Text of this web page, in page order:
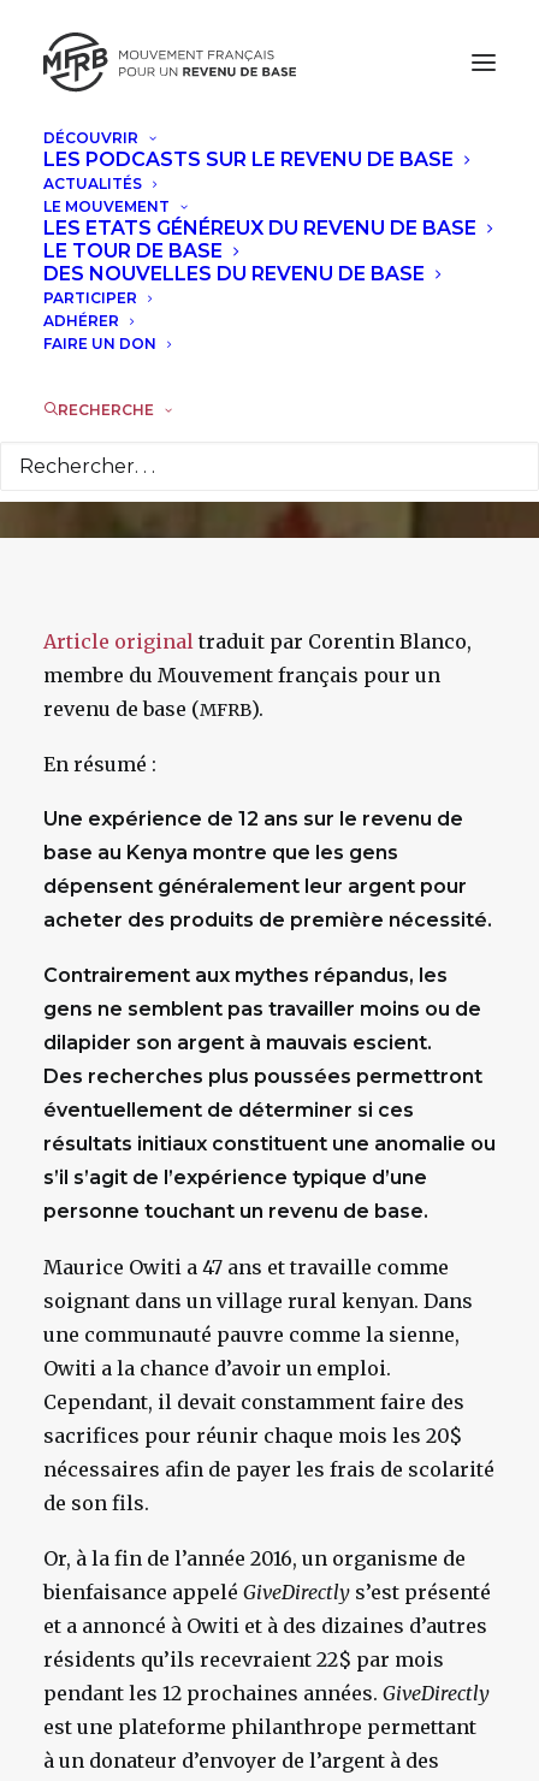
DÉCOUVRIR
LES PODCASTS SUR LE REVENU DE BASE
ACTUALITÉS
LE MOUVEMENT
LES ETATS GÉNÉREUX DU REVENU DE BASE
LE TOUR DE BASE
DES NOUVELLES DU REVENU DE BASE
PARTICIPER
ADHÉRER
FAIRE UN DON
RECHERCHE
Un village du Kenya
réfute discrètement
le plus grand mythe
Article original traduit par Corentin Blanco,
membre du Mouvement français pour un
revenu de base (MFRB).
En résumé :
Une expérience de 12 ans sur le revenu de
base au Kenya montre que les gens
dépensent généralement leur argent pour
acheter des produits de première nécessité.
Contrairement aux mythes répandus, les
gens ne semblent pas travailler moins ou de
dilapider son argent à mauvais escient.
Des recherches plus poussées permettront
éventuellement de déterminer si ces
résultats initiaux constituent une anomalie ou
s’il s’agit de l’expérience typique d’une
personne touchant un revenu de base.
Maurice Owiti a 47 ans et travaille comme
soignant dans un village rural kenyan. Dans
une communauté pauvre comme la sienne,
Owiti a la chance d’avoir un emploi.
Cependant, il devait constamment faire des
sacrifices pour réunir chaque mois les 20$
nécessaires afin de payer les frais de scolarité
de son fils.
Or, à la fin de l’année 2016, un organisme de
bienfaisance appelé GiveDirectly s’est présenté
et a annoncé à Owiti et à des dizaines d’autres
résidents qu’ils recevraient 22$ par mois
pendant les 12 prochaines années. GiveDirectly
est une plateforme philanthrope permettant
à un donateur d’envoyer de l’argent à des